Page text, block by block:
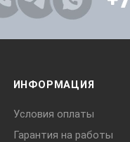
ИНФОРМАЦИЯ
Условия оплаты
Гарантия на работы